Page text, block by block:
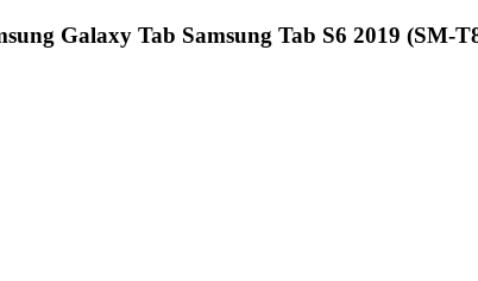
Galaxy Tab Samsung Tab S6 2019 (SM-